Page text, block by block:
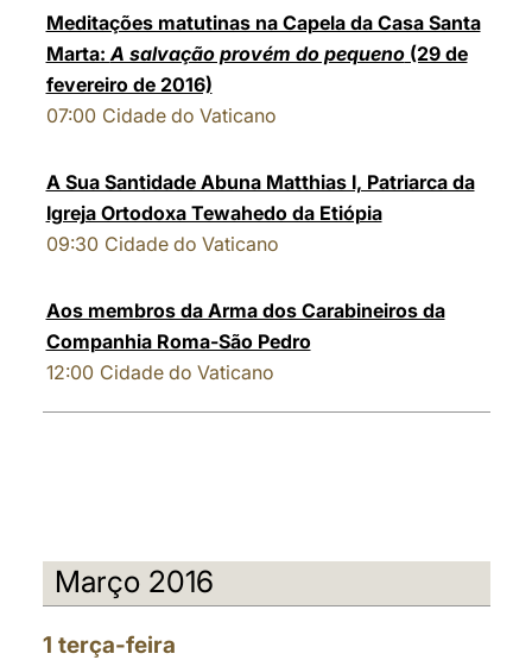
Meditações matutinas na Capela da Casa Santa
Marta:A salvação provém do pequeno(29 de
fevereiro de 2016)
07:00 Cidade do Vaticano
A Sua Santidade Abuna Matthias I, Patriarca da
Igreja Ortodoxa Tewahedo da Etiópia
09:30 Cidade do Vaticano
Aos membros da Arma dos Carabineiros da
Companhia Roma-São Pedro
12:00 Cidade do Vaticano
Março 2016
1 terça-feira